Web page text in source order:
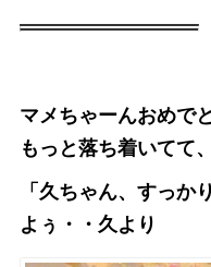
マメちゃーんおめで
もっと落ち着いてて、
「久ちゃん、すっか
よぅ・・久より